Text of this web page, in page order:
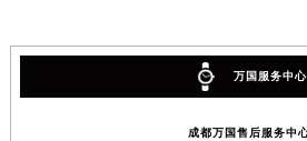
万国服务中心
成都万国售后服务中